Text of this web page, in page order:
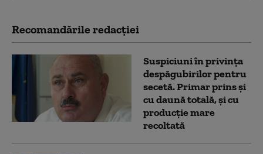
Recomandările redacţiei
Suspiciuni în privința
despăgubirilor pentru
secetă. Primar prins și
cu daună totală, și cu
producție mare
recoltată